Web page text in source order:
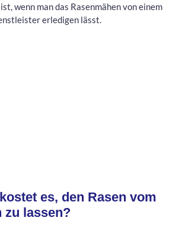
wenn man das Rasenmähen von einem
erledigen lässt.
es, den Rasen vom
zu lassen?